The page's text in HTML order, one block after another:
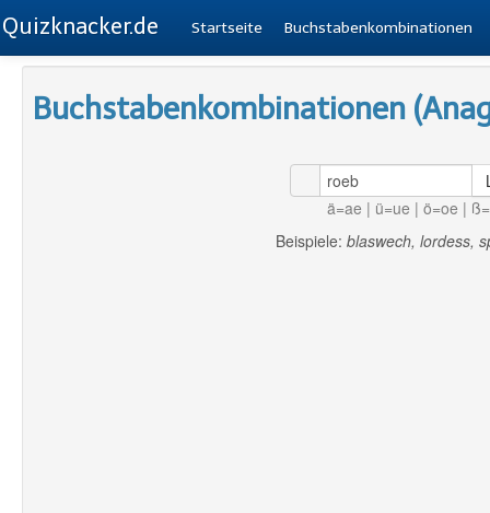
Quizknacker.de Startseite Buchstabenkombinationen
Buchstabenkombinationen
ä=ae | ü=ue | ö=oe |
Beispiele: blaswech, lordess,